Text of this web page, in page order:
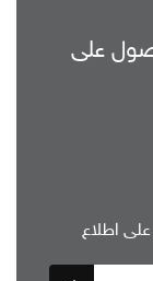
على
على اطلاع